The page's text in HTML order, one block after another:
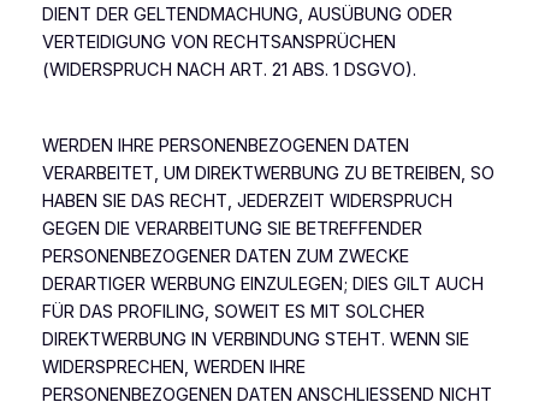
DIENT DER GELTENDMACHUNG, AUSÜBUNG ODER
VERTEIDIGUNG VON RECHTSANSPRÜCHEN
(WIDERSPRUCH NACH ART. 21 ABS. 1 DSGVO).
WERDEN IHRE PERSONENBEZOGENEN DATEN
VERARBEITET, UM DIREKTWERBUNG ZU BETREIBEN, SO
HABEN SIE DAS RECHT, JEDERZEIT WIDERSPRUCH
GEGEN DIE VERARBEITUNG SIE BETREFFENDER
PERSONENBEZOGENER DATEN ZUM ZWECKE
DERARTIGER WERBUNG EINZULEGEN; DIES GILT AUCH
FÜR DAS PROFILING, SOWEIT ES MIT SOLCHER
DIREKTWERBUNG IN VERBINDUNG STEHT. WENN SIE
WIDERSPRECHEN, WERDEN IHRE
PERSONENBEZOGENEN DATEN ANSCHLIESSEND NICHT